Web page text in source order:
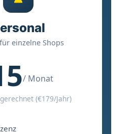
einzelne Shops
/ Monat
(€179/Jahr)